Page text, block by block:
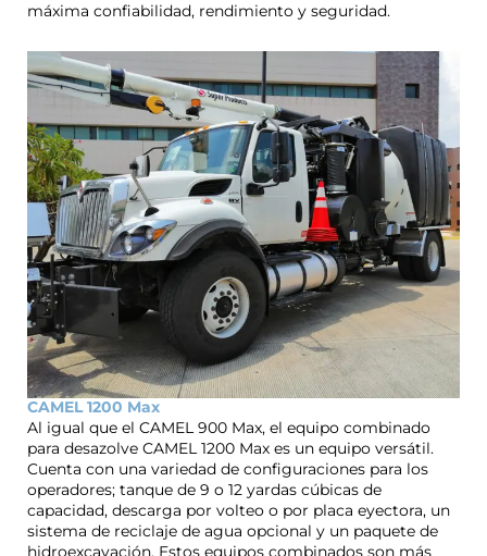
máxima confiabilidad, rendimiento y seguridad.
CAMEL 1200 Max
Al igual que el CAMEL 900 Max, el equipo combinado
para desazolve CAMEL 1200 Max es un equipo versátil.
Cuenta con una variedad de configuraciones para los
operadores; tanque de 9 o 12 yardas cúbicas de
capacidad, descarga por volteo o por placa eyectora, un
sistema de reciclaje de agua opcional y un paquete de
hidroexcavación. Estos equipos combinados son más